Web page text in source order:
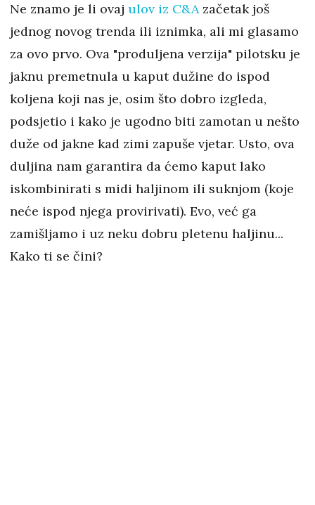
Ne znamo je li ovaj ulov iz C&Azačetak još
jednog novog trenda ili iznimka, ali mi glasamo
za ovo prvo. Ova "produljena verzija" pilotsku je
jaknu premetnula u kaput dužine do ispod
koljena koji nas je, osim što dobro izgleda,
podsjetio i kako je ugodno biti zamotan u nešto
duže od jakne kad zimi zapuše vjetar. Usto, ova
duljina nam garantira da ćemo kaput lako
iskombinirati s midi haljinom ili suknjom (koje
neće ispod njega provirivati). Evo, već ga
zamišljamo i uz neku dobru pletenu haljinu...
Kako ti se čini?